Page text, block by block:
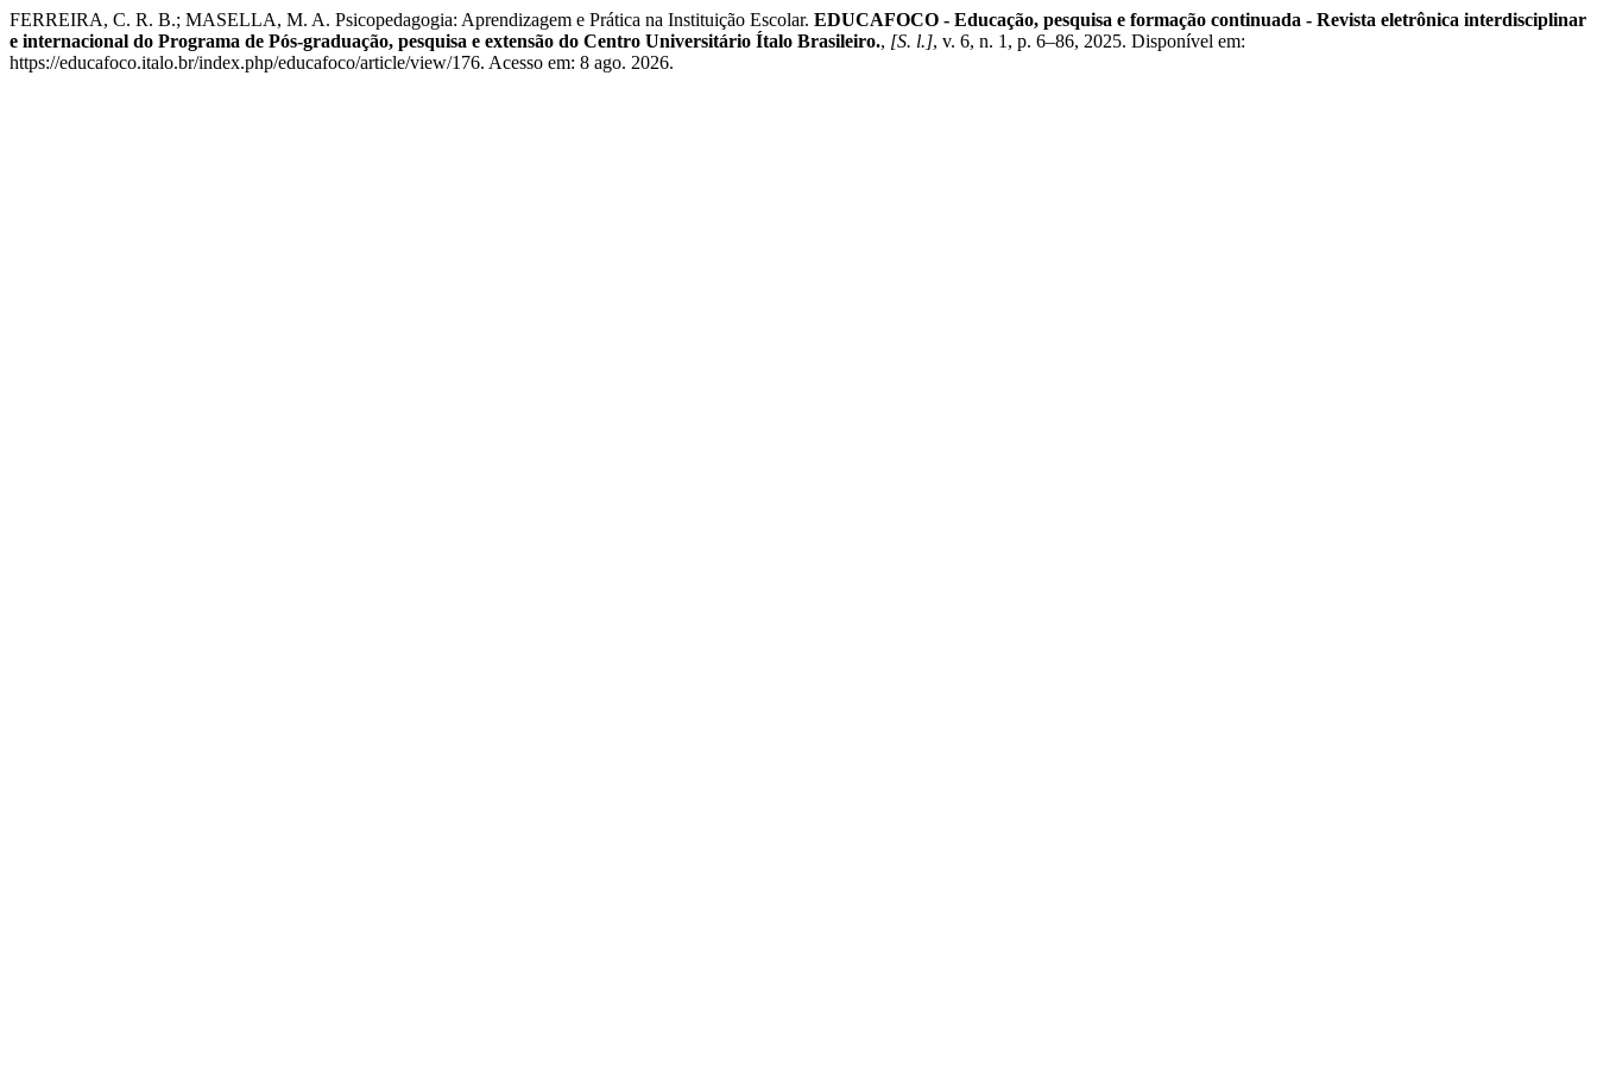
FERREIRA, C. R. B.; MASELLA, M. A. Psicopedagogia: Aprendizagem e Prática na Instituição Escolar. EDUCAFOCO - Educação, pesquisa e formação continuada - Revista eletrônica interdisciplinar
e internacional do Programa de Pós-graduação, pesquisa e extensão do Centro Universitário Ítalo Brasileiro., [S. l.], v. 6, n. 1, p. 6–86, 2025. Disponível em:
https://educafoco.italo.br/index.php/educafoco/article/view/176. Acesso em: 8 ago. 2026.